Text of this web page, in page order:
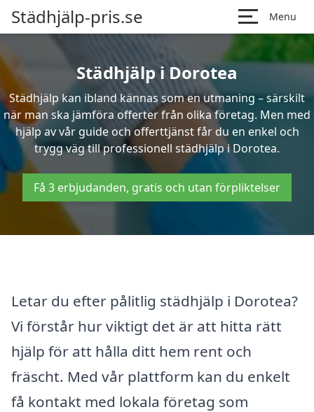
Städhjälp-pris.se Menu
Städhjälp i Dorotea
Städhjälp kan ibland kännas som en utmaning – särskilt
när man ska jämföra offerter från olika företag. Men med
hjälp av vår guide och offerttjänst får du en enkel och
trygg väg till professionell städhjälp i Dorotea.
Få 3 erbjudanden, gratis och utan förpliktelser
Letar du efter pålitlig städhjälp i Dorotea?
Vi förstår hur viktigt det är att hitta rätt
hjälp för att hålla ditt hem rent och
fräscht. Med vår plattform kan du enkelt
få kontakt med lokala företag som